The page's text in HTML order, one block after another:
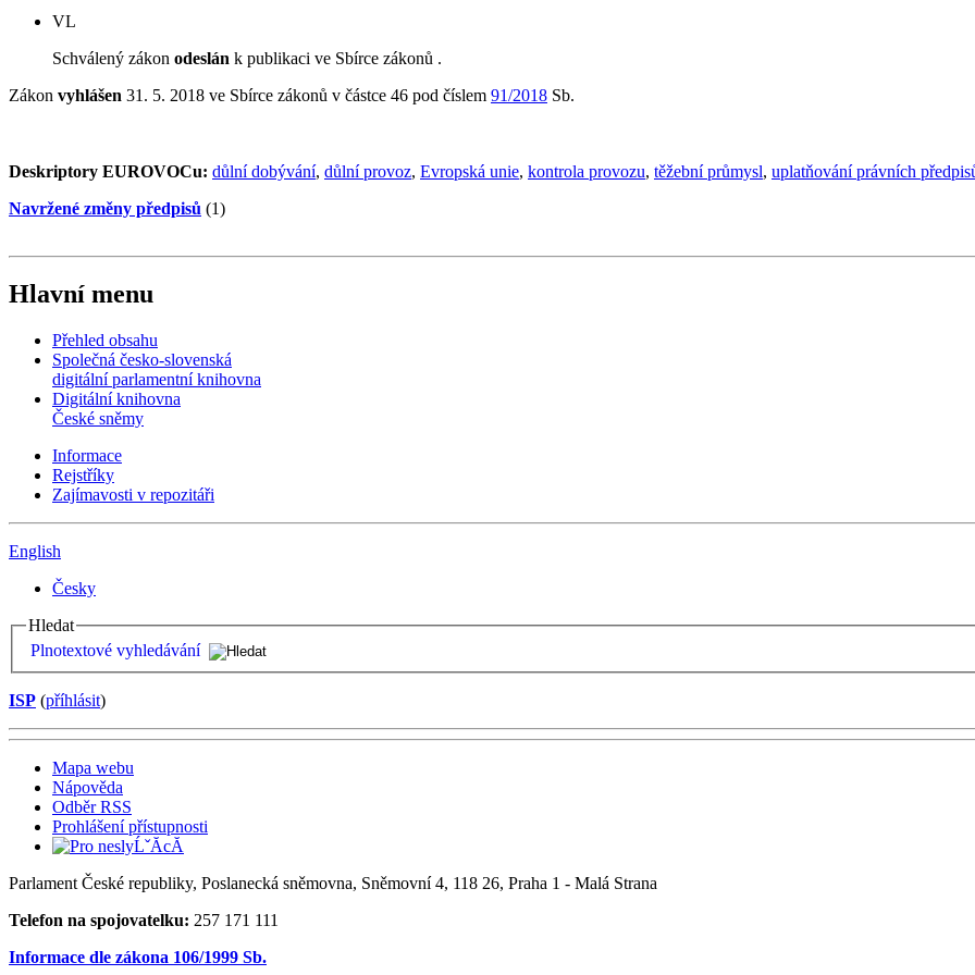
VL
Schválený zákon odeslán k publikaci ve Sbírce zákonů .
Zákon vyhlášen 31. 5. 2018 ve Sbírce zákonů v částce 46 pod číslem 91/2018 Sb.
Deskriptory EUROVOCu: důlní dobývání, důlní provoz, Evropská unie, kontrola provozu, těžební průmysl, uplatňování právních
Navržené změny předpisů (1)
Hlavní menu
Přehled obsahu
Společná česko-slovenská
digitální parlamentní knihovna
Digitální knihovna
České sněmy
Informace
Rejstříky
Zajímavosti v repozitáři
English
Česky
Hledat
Plnotextové vyhledávání
ISP (příhlásit)
Mapa webu
Nápověda
Odběr RSS
Prohlášení přístupnosti
Parlament České republiky, Poslanecká sněmovna, Sněmovní 4, 118 26, Praha 1 - Malá Strana
Telefon na spojovatelku: 257 171 111
Informace dle zákona 106/1999 Sb.